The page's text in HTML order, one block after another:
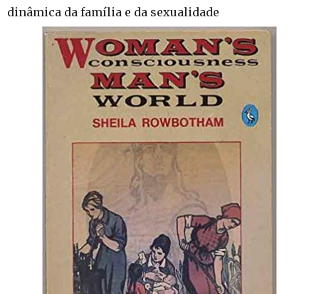
dinâmica da família e da sexualidade